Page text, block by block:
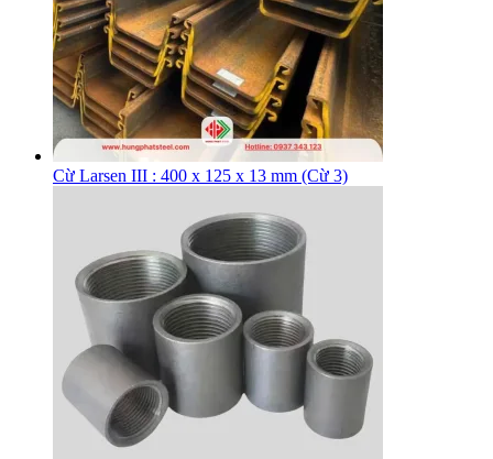
Cừ Larsen III : 400 x 125 x 13 mm (Cừ 3)